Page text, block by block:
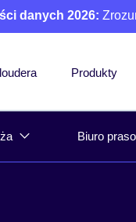
danych 2026:
Produkty
Biuro